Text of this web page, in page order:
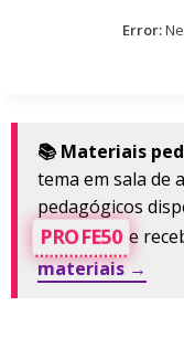
Error:
📚 Materiais
tema em sala de
pedagógicos
PROFE50 e
materiais →